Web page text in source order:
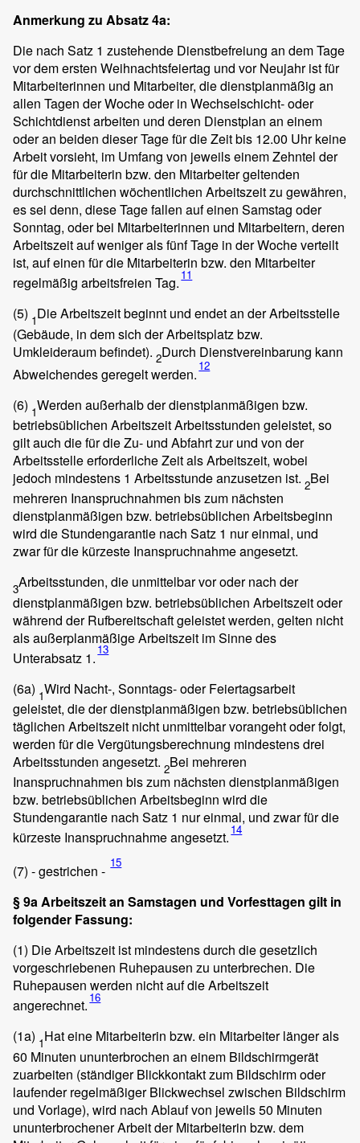
Anmerkung zu Absatz 4a:
Die nach Satz 1 zustehende Dienstbefreiung an dem Tage
vor dem ersten Weihnachtsfeiertag und vor Neujahr ist für
Mitarbeiterinnen und Mitarbeiter, die dienstplanmäßig an
allen Tagen der Woche oder in Wechselschicht- oder
Schichtdienst arbeiten und deren Dienstplan an einem
oder an beiden dieser Tage für die Zeit bis 12.00 Uhr keine
Arbeit vorsieht, im Umfang von jeweils einem Zehntel der
für die Mitarbeiterin bzw. den Mitarbeiter geltenden
durchschnittlichen wöchentlichen Arbeitszeit zu gewähren,
es sei denn, diese Tage fallen auf einen Samstag oder
Sonntag, oder bei Mitarbeiterinnen und Mitarbeitern, deren
Arbeitszeit auf weniger als fünf Tage in der Woche verteilt
ist, auf einen für die Mitarbeiterin bzw. den Mitarbeiter
regelmäßig arbeitsfreien Tag. 11
(5) 1Die Arbeitszeit beginnt und endet an der Arbeitsstelle
(Gebäude, in dem sich der Arbeitsplatz bzw.
Umkleideraum befindet). 2Durch Dienstvereinbarung kann
Abweichendes geregelt werden. 12
(6) 1Werden außerhalb der dienstplanmäßigen bzw.
betriebsüblichen Arbeitszeit Arbeitsstunden geleistet, so
gilt auch die für die Zu- und Abfahrt zur und von der
Arbeitsstelle erforderliche Zeit als Arbeitszeit, wobei
jedoch mindestens 1 Arbeitsstunde anzusetzen ist. 2Bei
mehreren Inanspruchnahmen bis zum nächsten
dienstplanmäßigen bzw. betriebsüblichen Arbeitsbeginn
wird die Stundengarantie nach Satz 1 nur einmal, und
zwar für die kürzeste Inanspruchnahme angesetzt.
3Arbeitsstunden, die unmittelbar vor oder nach der
dienstplanmäßigen bzw. betriebsüblichen Arbeitszeit oder
während der Rufbereitschaft geleistet werden, gelten nicht
als außerplanmäßige Arbeitszeit im Sinne des
Unterabsatz 1. 13
(6a) 1Wird Nacht-, Sonntags- oder Feiertagsarbeit
geleistet, die der dienstplanmäßigen bzw. betriebsüblichen
täglichen Arbeitszeit nicht unmittelbar vorangeht oder folgt,
werden für die Vergütungsberechnung mindestens drei
Arbeitsstunden angesetzt. 2Bei mehreren
Inanspruchnahmen bis zum nächsten dienstplanmäßigen
bzw. betriebsüblichen Arbeitsbeginn wird die
Stundengarantie nach Satz 1 nur einmal, und zwar für die
kürzeste Inanspruchnahme angesetzt. 14
(7) - gestrichen - 15
§ 9a Arbeitszeit an Samstagen und Vorfesttagen gilt in
folgender Fassung:
(1) Die Arbeitszeit ist mindestens durch die gesetzlich
vorgeschriebenen Ruhepausen zu unterbrechen. Die
Ruhepausen werden nicht auf die Arbeitszeit
angerechnet. 16
(1a) 1Hat eine Mitarbeiterin bzw. ein Mitarbeiter länger als
60 Minuten ununterbrochen an einem Bildschirmgerät
zuarbeiten (ständiger Blickkontakt zum Bildschirm oder
laufender regelmäßiger Blickwechsel zwischen Bildschirm
und Vorlage), wird nach Ablauf von jeweils 50 Minuten
ununterbrochener Arbeit der Mitarbeiterin bzw. dem